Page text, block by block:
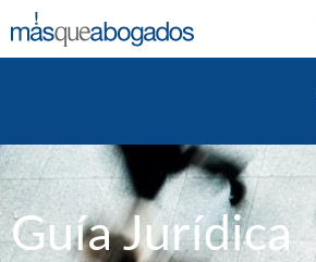
Guía Jurídica